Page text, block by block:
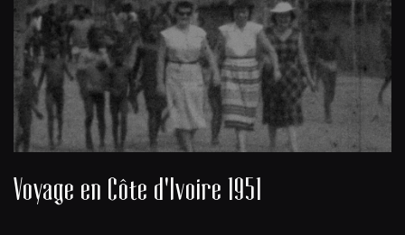
Voyage en Côte d'Ivoire 1951